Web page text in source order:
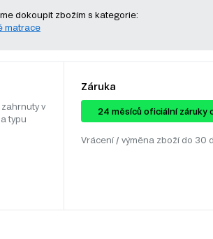
dokoupit zbožím s kategorie:
matrace
v
typu
Záruka
24 ​​​​měsíců oficiální záruky
Vrácení / výměna zboží do 30